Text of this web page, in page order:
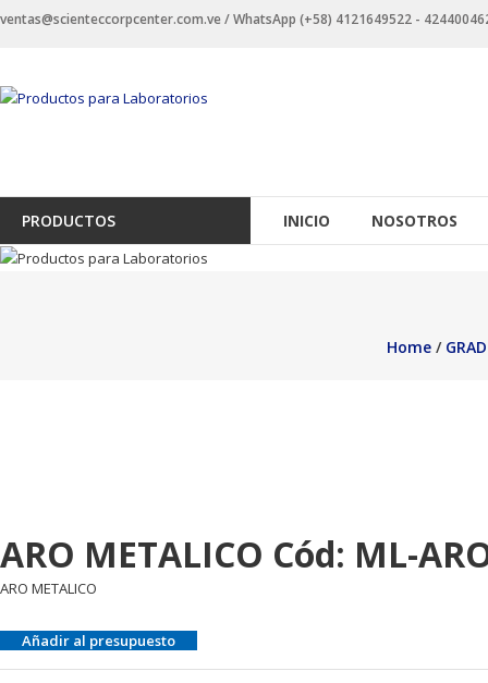
Saltar
ventas@scienteccorpcenter.com.ve / WhatsApp (+58) 4121649522 -
Productos
Investigación,
Industriales
y
PRODUCTOS INICIO NOSOTROS
Home /
ARO METALICO Cód: ML-
ARO METALICO
Añadir al presupuesto